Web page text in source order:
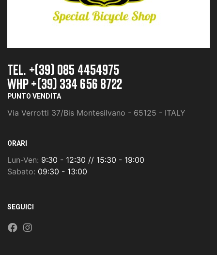
TEL. +(39) 085 4454975
whp +(39) 334 656 8722
PUNTO VENDITA
Via Verrotti 37/Bis Montesilvano - 65125 - ITALY
ORARI
Lun-Ven: 9:30 - 12:30 // 15:30 - 19:00
Sabato: 09:30 - 13:00
SEGUICI